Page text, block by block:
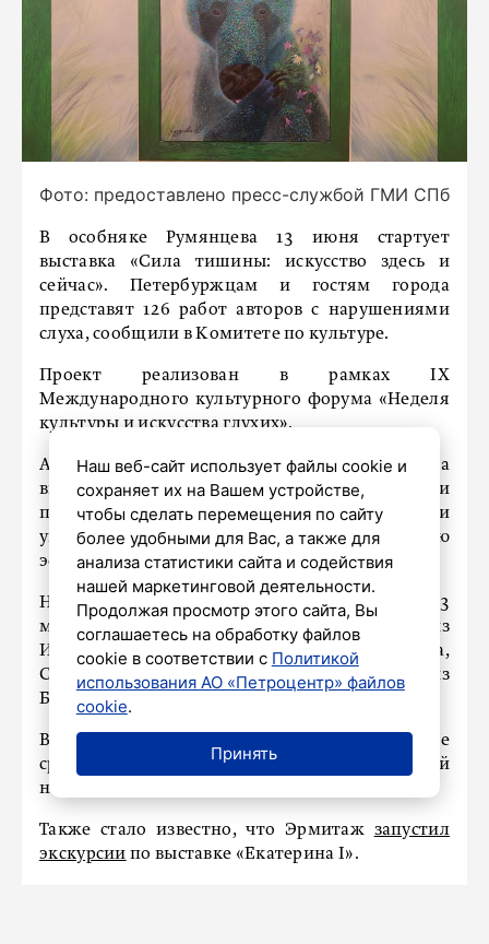
Фото: предоставлено пресс-службой ГМИ СПб
В особняке Румянцева 13 июня стартует
выставка «Сила тишины: искусство здесь и
сейчас». Петербуржцам и гостям города
представят 126 работ авторов с нарушениями
слуха, сообщили в Комитете по культуре.
Проект реализован в рамках IX
Международного культурного форума «Неделя
культуры и искусства глухих».
Авторы переводят личные эмоции на
визуальный язык. Через цвет и форму они
передают воспоминания, чувства и
универсальные ценности, раскрывая особую
эстетику тишины.
На выставке собраны произведения 23
мастеров. Представлены работы авторов из
Иркутска, Москвы, Нижнего Новгорода,
Смоленска, Санкт-Петербурга и даже из
Белоруссии.
Выставка будет работать ежедневно, кроме
среды, до 12 июля. Вход с Английской
набережной.
Также стало известно, что Эрмитаж запустил
экскурсии по выставке «Екатерина I».
Наш веб-сайт использует файлы cookie и
сохраняет их на Вашем устройстве,
чтобы сделать перемещения по сайту
более удобными для Вас, а также для
анализа статистики сайта и содействия
нашей маркетинговой деятельности.
Продолжая просмотр этого сайта, Вы
соглашаетесь на обработку файлов
cookie в соответствии с Политикой
использования АО «Петроцентр» файлов
cookie.
Принять